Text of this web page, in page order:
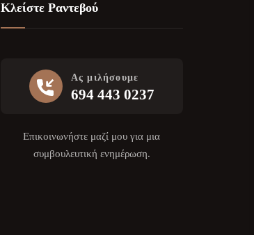
Κλείστε Ραντεβού
Ας μιλήσουμε
694 443 0237
Επικοινωνήστε μαζί μου για μια
συμβουλευτική ενημέρωση.